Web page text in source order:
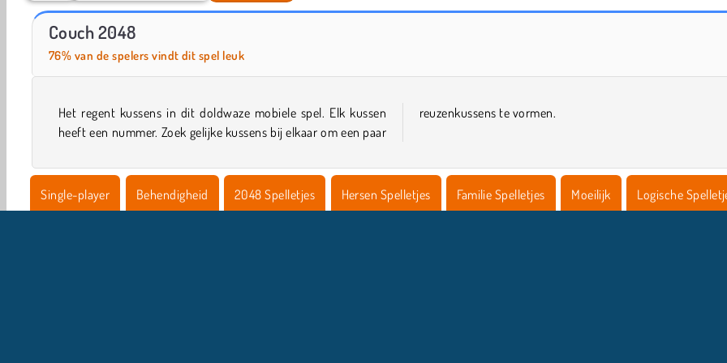
Eenhoorn 2048
Couch 2048
76% van de spelers vindt dit spel leuk
Het regent kussens in dit doldwaze mobiele spel. Elk kussen
heeft een nummer. Zoek gelijke kussens bij elkaar om een paar
reuzenkussens te vormen.
Single-player Behendigheid 2048 Spelletjes Hersen Spelletjes Familie Spelletjes Moeilijk Logische